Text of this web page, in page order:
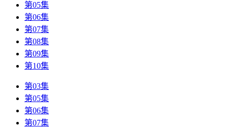
第05集
第06集
第07集
第08集
第09集
第10集
第03集
第05集
第06集
第07集